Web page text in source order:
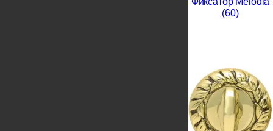
(60)